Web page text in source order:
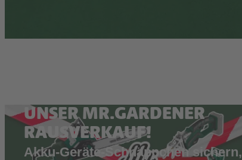
UNSER MR.GARDENER
RAUSVERKAUF!
Akku-Geräte-Schnäppchen sichern,